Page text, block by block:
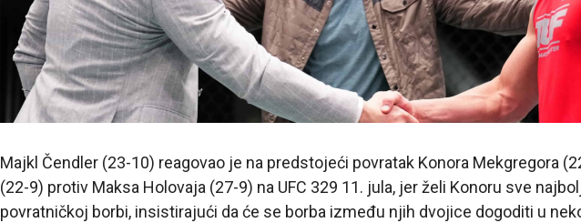
Majkl Čendler (23-10) reagovao je na predstojeći povratak Konora Mekgregora
(22-9) protiv Maksa Holovaja (27-9) na UFC 329 11. jula, jer želi Konoru sve
povratničkoj borbi, insistirajući da će se borba između njih dvojice dogoditi u